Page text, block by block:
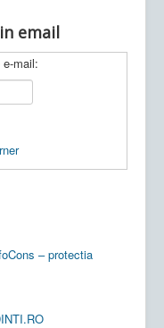
email
mail:
– protectia